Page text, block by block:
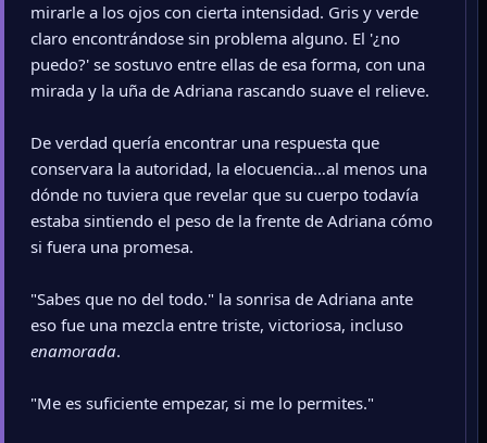
mirarle a los ojos con cierta intensidad. Gris y verde
claro encontrándose sin problema alguno. El '¿no
puedo?' se sostuvo entre ellas de esa forma, con una
mirada y la uña de Adriana rascando suave el relieve.
De verdad quería encontrar una respuesta que
conservara la autoridad, la elocuencia…al menos una
dónde no tuviera que revelar que su cuerpo todavía
estaba sintiendo el peso de la frente de Adriana cómo
si fuera una promesa.
"Sabes que no del todo." la sonrisa de Adriana ante
eso fue una mezcla entre triste, victoriosa, incluso
enamorada.
"Me es suficiente empezar, si me lo permites."